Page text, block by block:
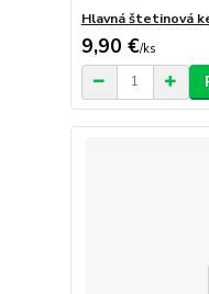
Hlavná štetinová
9,90 €/ks